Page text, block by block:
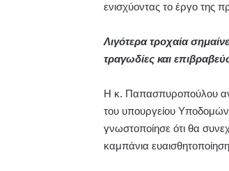
ενισχύοντας το έργο της
Λιγότερα τροχαία
τραγωδίες και
Η κ. Παπασπυροπούλου
του υπουργείου
γνωστοποίησε ότι θα
καμπάνια